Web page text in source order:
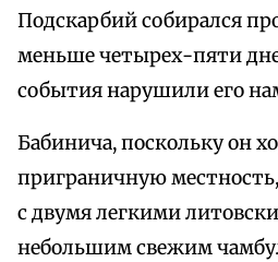
Подскарбий собирался
меньше четырех-пяти
события нарушили его
Бабинича, поскольку он
приграничную
с двумя легкими
небольшим свежим